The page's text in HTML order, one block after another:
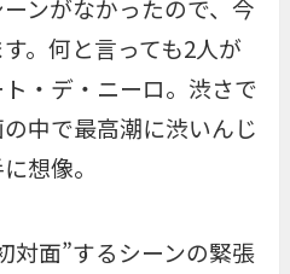
ンがなかったので、今
。何と言っても2人が
・デ・ニーロ。渋さで
中で最高潮に渋いんじ
想像。
対面”するシーンの緊張